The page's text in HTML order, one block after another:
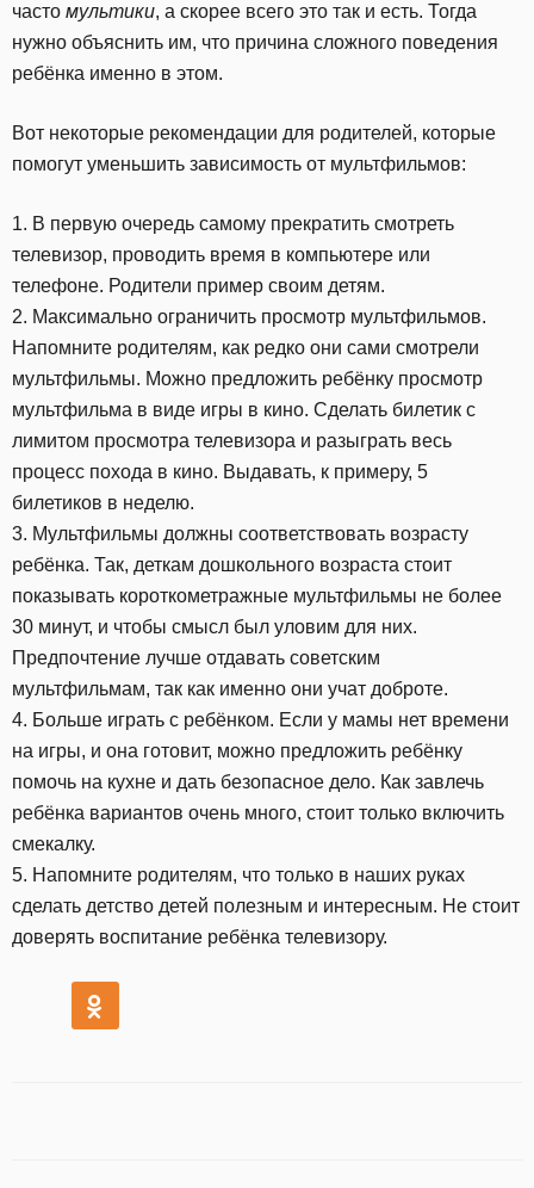
часто мультики, а скорее всего это так и есть. Тогда
нужно объяснить им, что причина сложного поведения
ребёнка именно в этом.
Вот некоторые рекомендации для родителей, которые
помогут уменьшить зависимость от мультфильмов:
1. В первую очередь самому прекратить смотреть
телевизор, проводить время в компьютере или
телефоне. Родители пример своим детям.
2. Максимально ограничить просмотр мультфильмов.
Напомните родителям, как редко они сами смотрели
мультфильмы. Можно предложить ребёнку просмотр
мультфильма в виде игры в кино. Сделать билетик с
лимитом просмотра телевизора и разыграть весь
процесс похода в кино. Выдавать, к примеру, 5
билетиков в неделю.
3. Мультфильмы должны соответствовать возрасту
ребёнка. Так, деткам дошкольного возраста стоит
показывать короткометражные мультфильмы не более
30 минут, и чтобы смысл был уловим для них.
Предпочтение лучше отдавать советским
мультфильмам, так как именно они учат доброте.
4. Больше играть с ребёнком. Если у мамы нет времени
на игры, и она готовит, можно предложить ребёнку
помочь на кухне и дать безопасное дело. Как завлечь
ребёнка вариантов очень много, стоит только включить
смекалку.
5. Напомните родителям, что только в наших руках
сделать детство детей полезным и интересным. Не стоит
доверять воспитание ребёнка телевизору.